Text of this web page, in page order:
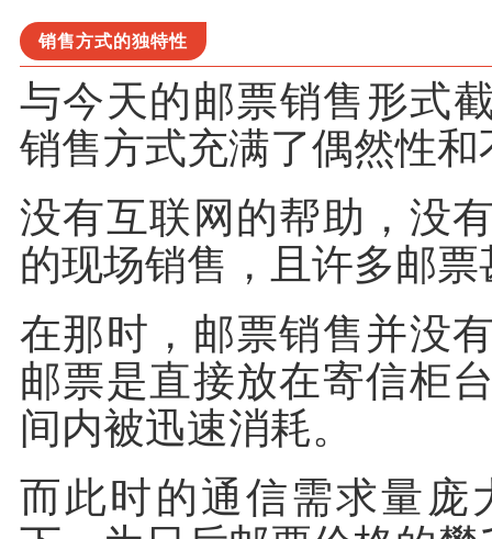
销售方式的独特性
与今天的邮票销售形式
销售方式充满了偶然性
没有互联网的帮助，没
的现场销售，且许多邮
在那时，邮票销售并没
邮票是直接放在寄信柜
间内被迅速消耗。
而此时的通信需求量庞